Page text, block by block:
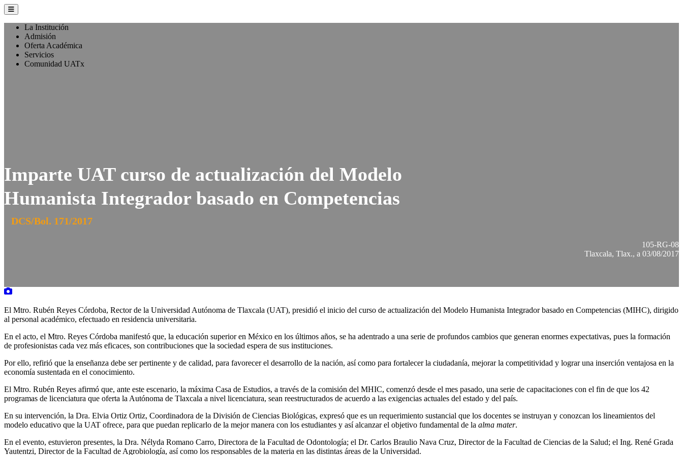
La Institución
Admisión
Oferta Académica
Servicios
Comunidad UATx
Imparte UAT curso de actualización del Modelo
Humanista Integrador basado en Competencias
DCS/Bol. 171/2017
105-RG-08
Tlaxcala, Tlax., a 03/08/2017
El Mtro. Rubén Reyes Córdoba, Rector de la Universidad Autónoma de Tlaxcala (UAT), presidió el inicio del curso de actualización del Modelo Humanista Integrador basado en Competencias (MIHC), dirigido
al personal académico, efectuado en residencia universitaria.
En el acto, el Mtro. Reyes Córdoba manifestó que, la educación superior en México en los últimos años, se ha adentrado a una serie de profundos cambios que generan enormes expectativas, pues la formación
de profesionistas cada vez más eficaces, son contribuciones que la sociedad espera de sus instituciones.
Por ello, refirió que la enseñanza debe ser pertinente y de calidad, para favorecer el desarrollo de la nación, así como para fortalecer la ciudadanía, mejorar la competitividad y lograr una inserción ventajosa en la
economía sustentada en el conocimiento.
El Mtro. Rubén Reyes afirmó que, ante este escenario, la máxima Casa de Estudios, a través de la comisión del MHIC, comenzó desde el mes pasado, una serie de capacitaciones con el fin de que los 42
programas de licenciatura que oferta la Autónoma de Tlaxcala a nivel licenciatura, sean reestructurados de acuerdo a las exigencias actuales del estado y del país.
En su intervención, la Dra. Elvia Ortiz Ortiz, Coordinadora de la División de Ciencias Biológicas, expresó que es un requerimiento sustancial que los docentes se instruyan y conozcan los lineamientos del
modelo educativo que la UAT ofrece, para que puedan replicarlo de la mejor manera con los estudiantes y así alcanzar el objetivo fundamental de la alma mater.
En el evento, estuvieron presentes, la Dra. Nélyda Romano Carro, Directora de la Facultad de Odontología; el Dr. Carlos Braulio Nava Cruz, Director de la Facultad de Ciencias de la Salud; el Ing. René Grada
Yautentzi, Director de la Facultad de Agrobiología, así como los responsables de la materia en las distintas áreas de la Universidad.